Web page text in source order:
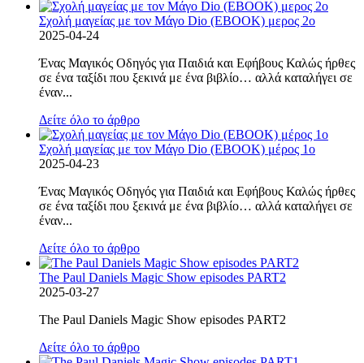
Σχολή μαγείας με τον Μάγο Dio (EBOOK) μερος 2ο
2025-04-24
Ένας Μαγικός Οδηγός για Παιδιά και Εφήβους Καλώς ήρθες
σε ένα ταξίδι που ξεκινά με ένα βιβλίο… αλλά καταλήγει σε
έναν...
Δείτε όλο το άρθρο
Σχολή μαγείας με τον Μάγο Dio (EBOOK) μέρος 1ο
2025-04-23
Ένας Μαγικός Οδηγός για Παιδιά και Εφήβους Καλώς ήρθες
σε ένα ταξίδι που ξεκινά με ένα βιβλίο… αλλά καταλήγει σε
έναν...
Δείτε όλο το άρθρο
The Paul Daniels Magic Show episodes PART2
2025-03-27
The Paul Daniels Magic Show episodes PART2
Δείτε όλο το άρθρο